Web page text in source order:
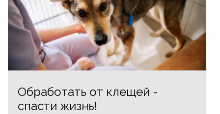
Обработать от клещей -
спасти жизнь!